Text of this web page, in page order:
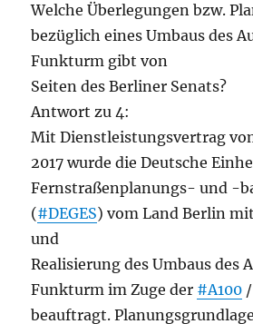
Welche Überlegungen bzw.
bezüglich eines Umbaus des
Funkturm gibt von
Seiten des Berliner Senats?
Antwort zu 4:
Mit Dienstleistungsvertrag
2017 wurde die Deutsche
Fernstraßenplanungs- und -
(#DEGES) vom Land Berlin
und
Realisierung des Umbaus des
Funkturm im Zuge der #A100 /
beauftragt.